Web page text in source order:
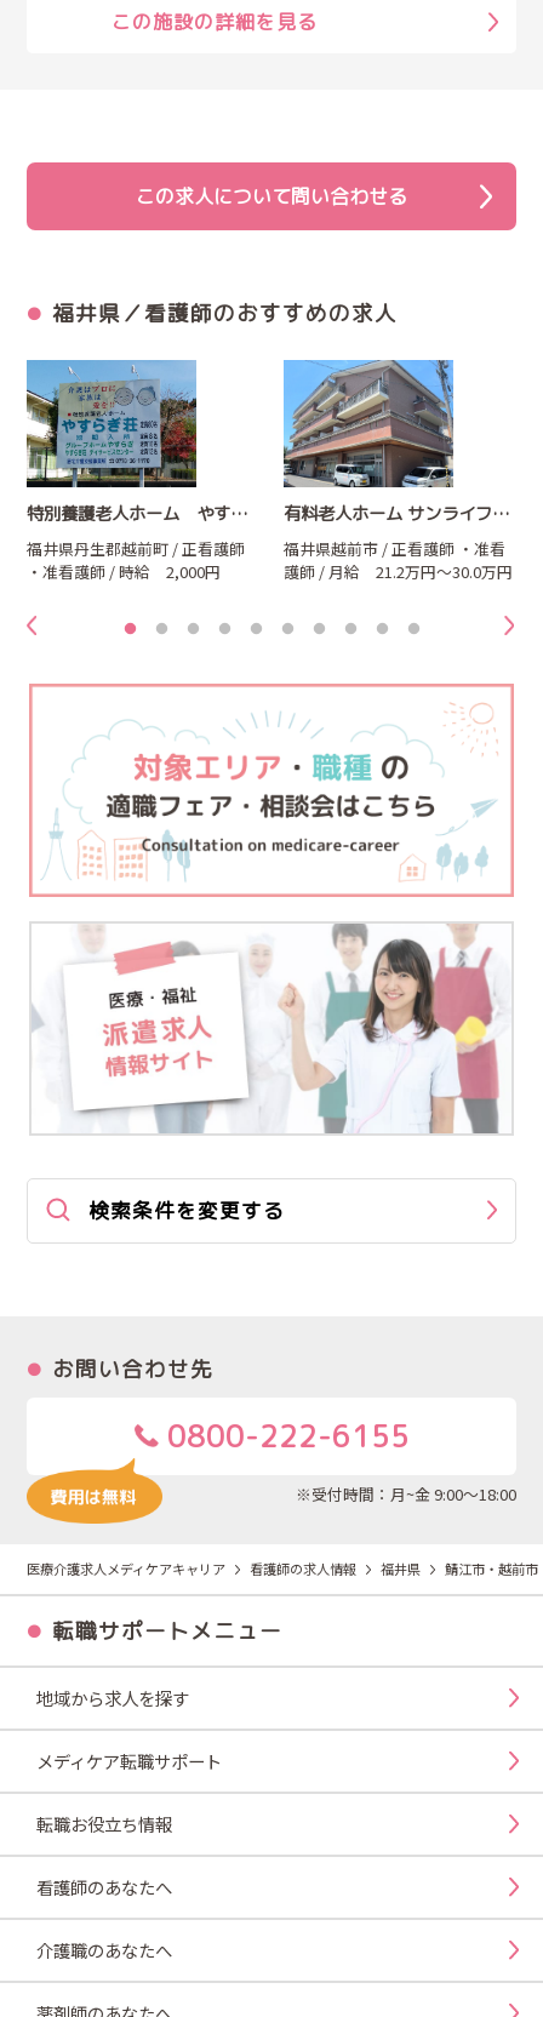
この施設の詳細を見る
この求人について問い合わせる
福井県／看護師のおすすめの求人
特別養護老人ホーム やすらぎ荘
福井県丹生郡越前町 / 正看護師
・准看護師 / 時給 2,000円
有料老人ホーム サンライフ小野谷
福井県越前市 / 正看護師 ・准看
護師 / 月給 21.2万円～30.0万円
検索条件を変更する
お問い合わせ先
0800-222-6155
※受付時間：月~金 9:00～18:00
医療介護求人メディケアキャリア 看護師の求人情報 福井県 鯖江市・越前
転職サポートメニュー
地域から求人を探す
メディケア転職サポート
転職お役立ち情報
看護師のあなたへ
介護職のあなたへ